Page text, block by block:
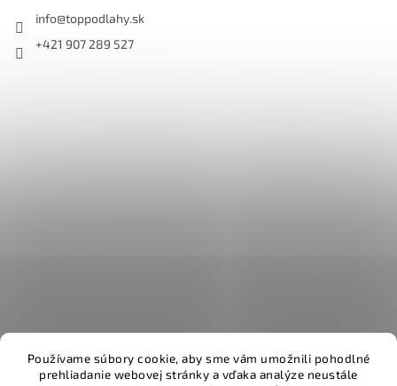
Používame súbory cookie, aby sme vám umožnili pohodlné
prehliadanie webovej stránky a vďaka analýze neustále
info@toppodlahy.sk
+421 907 289 527